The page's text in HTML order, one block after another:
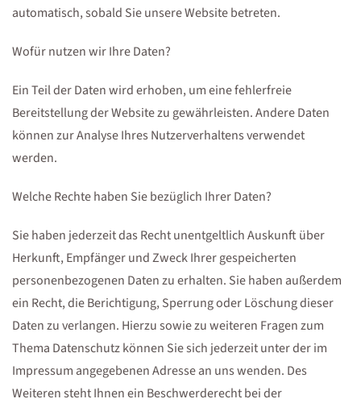
automatisch, sobald Sie unsere Website betreten.
Wofür nutzen wir Ihre Daten?
Ein Teil der Daten wird erhoben, um eine fehlerfreie
Bereitstellung der Website zu gewährleisten. Andere Daten
können zur Analyse Ihres Nutzerverhaltens verwendet
werden.
Welche Rechte haben Sie bezüglich Ihrer Daten?
Sie haben jederzeit das Recht unentgeltlich Auskunft über
Herkunft, Empfänger und Zweck Ihrer gespeicherten
personenbezogenen Daten zu erhalten. Sie haben außerdem
ein Recht, die Berichtigung, Sperrung oder Löschung dieser
Daten zu verlangen. Hierzu sowie zu weiteren Fragen zum
Thema Datenschutz können Sie sich jederzeit unter der im
Impressum angegebenen Adresse an uns wenden. Des
Weiteren steht Ihnen ein Beschwerderecht bei der